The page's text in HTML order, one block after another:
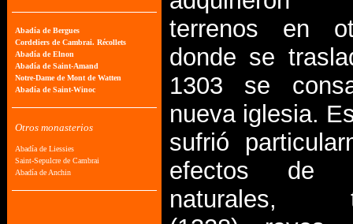
terrenos en
donde se
1303 se
nueva iglesia.
sufrió
efectos de
naturales,